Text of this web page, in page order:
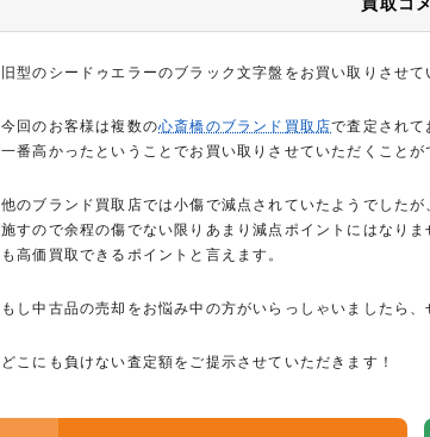
旧型のシードゥエラーのブラック文字盤をお買い取りさせて
今回のお客様は複数の心斎橋のブランド買取店で査定されて
一番高かったということでお買い取りさせていただくことが
他のブランド買取店では小傷で減点されていたようでした
施すので余程の傷でない限りあまり減点ポイントにはなり
も高価買取できるポイントと言えます。
もし中古品の売却をお悩み中の方がいらっしゃいましたら
どこにも負けない査定額をご提示させていただきます！